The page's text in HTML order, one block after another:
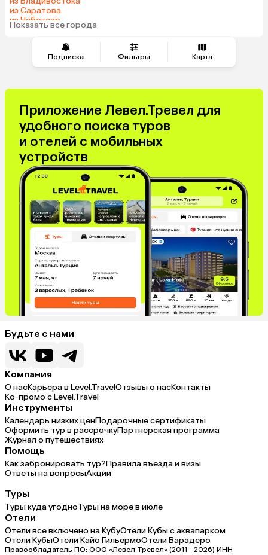
Подписка Фильтры Карта
Гонконг
Таджикистан
Болгария
из Саратова
из Чебоксар
из Оренбурга
Показать все города
Приложение Левел.Тревел для
удобного поиска туров
и отелей с мобильных
устройств
Будьте с нами
Компания
О насКарьера в Level.TravelОтзывы о насКонтакты
Ко-промо с Level.Travel
Инструменты
Календарь низких ценПодарочные сертификаты
Оформить тур в рассрочкуПартнерская программа
Журнал о путешествиях
Помощь
Как забронировать тур?Правила въезда и визы
Ответы на вопросыАкции
Туры
Туры куда угодноТуры на море в июле
Отели
Отели все включено на КубуОтели Кубы с аквапарком
Отели КубыОтели Кайо ГильермоОтели Варадеро
Правообладатель ПО: ООО «Левел Тревел» (2011 - 2026) ИНН